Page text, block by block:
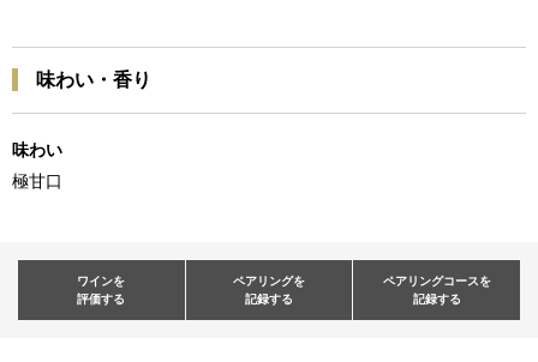
味わい・香り
味わい
極甘口
ワインを
評価する
ペアリングを
記録する
ペアリングコースを
記録する